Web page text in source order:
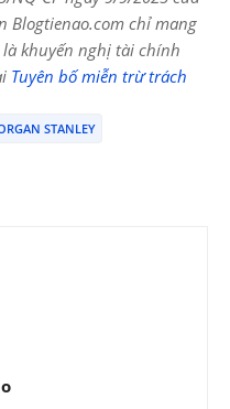
Blogtienao.com chỉ mang
khuyến nghị tài chính
Tuyên bố miễn trừ trách
STANLEY